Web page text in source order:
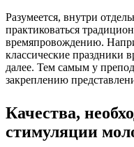
Разумеется, внутри
практиковаться
времяпровождению.
классические праздники
далее. Тем самым у
закреплению
Качества,
стимуляции